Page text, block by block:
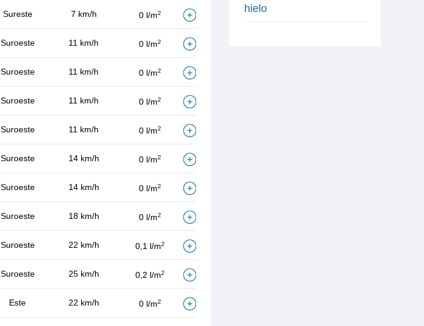
Sureste 7 km/h 0 l/m2
Suroeste 11 km/h 0 l/m2
Suroeste 11 km/h 0 l/m2
Suroeste 11 km/h 0 l/m2
Suroeste 11 km/h 0 l/m2
Suroeste 14 km/h 0 l/m2
Suroeste 14 km/h 0 l/m2
Suroeste 18 km/h 0 l/m2
Suroeste 22 km/h 0,1 l/m2
Suroeste 25 km/h 0,2 l/m2
Este 22 km/h 0 l/m2
hielo